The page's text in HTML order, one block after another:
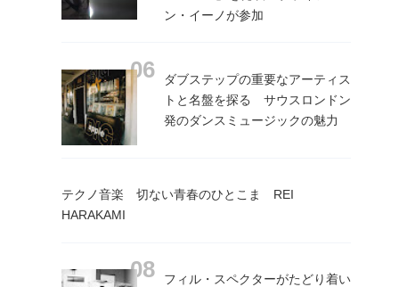
ン・イーノが参加
ダブステップの重要なアーティス
トと名盤を探る サウスロンドン
発のダンスミュージックの魅力
テクノ音楽 切ない青春のひとこま REI
HARAKAMI
フィル・スペクターがたどり着い